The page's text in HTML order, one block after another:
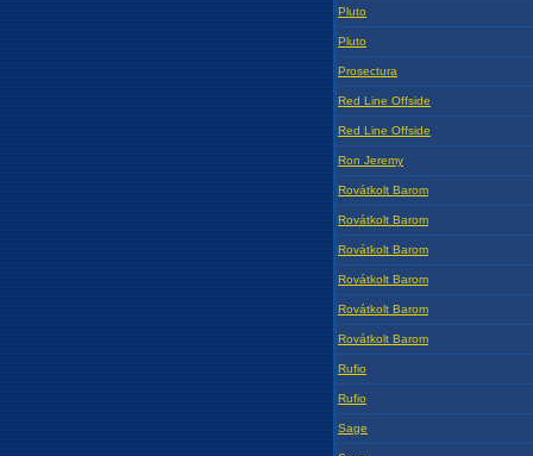
Pluto
Pluto
Prosectura
Red Line Offside
Red Line Offside
Ron Jeremy
Rovátkolt Barom
Rovátkolt Barom
Rovátkolt Barom
Rovátkolt Barom
Rovátkolt Barom
Rovátkolt Barom
Rufio
Rufio
Sage